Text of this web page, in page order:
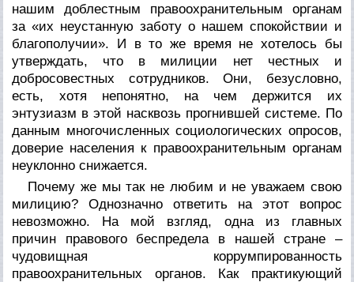
нашим доблестным правоохранительным органам
за «их неустанную заботу о нашем спокойствии и
благополучии». И в то же время не хотелось бы
утверждать, что в милиции нет честных и
добросовестных сотрудников. Они, безусловно,
есть, хотя непонятно, на чем держится их
энтузиазм в этой насквозь прогнившей системе. По
данным многочисленных социологических опросов,
доверие населения к правоохранительным органам
неуклонно снижается.
Почему же мы так не любим и не уважаем свою
милицию? Однозначно ответить на этот вопрос
невозможно. На мой взгляд, одна из главных
причин правового беспредела в нашей стране –
чудовищная коррумпированность
правоохранительных органов. Как практикующий